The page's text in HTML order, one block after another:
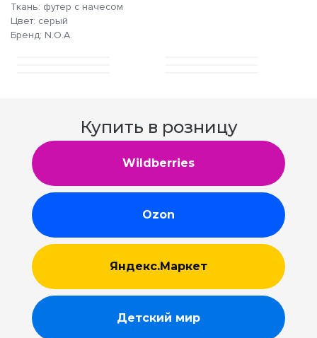
Ткань: футер с начесом
Цвет: серый
Бренд: N.O.A.
Купить в розницу
Wildberries
Ozon
Яндекс.Маркет
Детский мир